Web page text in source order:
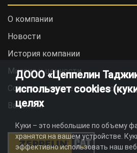
О компании
Новости
История компании
Миссия и ценности
Социальная ответственность
Вакансии
ДООО «Цеппелин
использует cookies
целях
Куки – это небольшие по объему
хранятся на вашем устройстве.
эффективно использовать наш